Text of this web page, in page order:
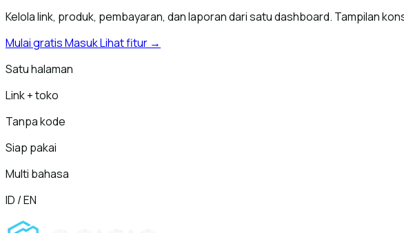
Kelola link, produk, pembayaran, dan laporan dari satu dashboard. Tampilan
Mulai gratisMasukLihat fitur →
Satu halaman
Link + toko
Tanpa kode
Siap pakai
Multi bahasa
ID / EN